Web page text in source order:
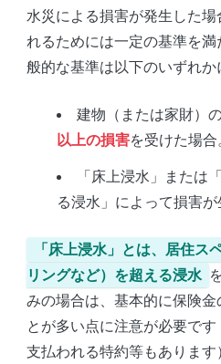
水災による損害が発生した
れるためには一定の基準を
般的な基準は以下のいずれか
建物（または家財）
以上の損害を受けた場合
「床上浸水」または
る浸水」によって損害が
「床上浸水」とは、居住ス
リングなど）を超える浸水
みの場合は、基本的に保険
とが多い点に注意が必要で
支払われる特約等もありま